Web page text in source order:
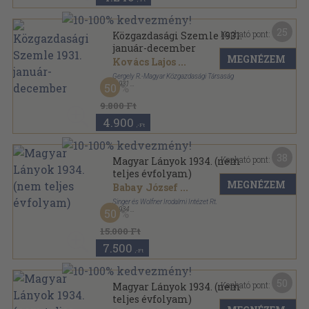
Közgazdasági Szemle 1931.
január-december
Kovács Lajos ...
Gergely R.-Magyar Közgazdasági Társaság
, 1931
Könyvkötői kötés
Közgazdasági Szemle sorozat
9.800 Ft
50
4.900 ,-Ft
Kapható pont:
MEGNÉZEM
Magyar Lányok 1934. (nem
teljes évfolyam)
Babay József ...
Singer és Wolfner Irodalmi Intézet Rt.
, 1934
Könyvkötői vászonkötés
Magyar Lányok sorozat
15.000 Ft
50
7.500 ,-Ft
Kapható pont:
MEGNÉZEM
Magyar Lányok 1934. (nem
teljes évfolyam)
Kapható pont: